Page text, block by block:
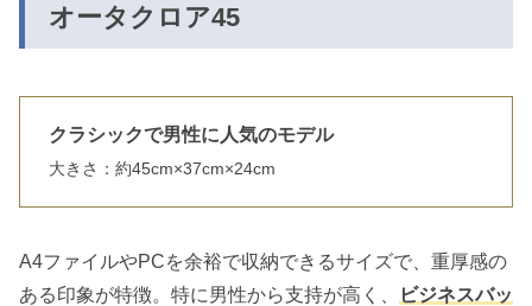
オータクロア45
クラシックで男性に人気のモデル
大きさ：約45cm×37cm×24cm
A4ファイルやPCを余裕で収納できるサイズで、重厚感の
ある印象が特徴。特に男性から支持が高く、
ビジネスバッ